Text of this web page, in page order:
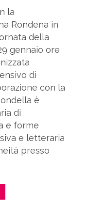
la
Rondena in
della
gennaio ore
di
con la
è
di
e forme
e letteraria
presso